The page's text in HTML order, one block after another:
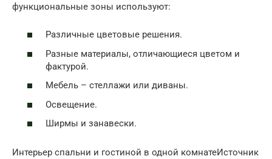
функциональные зоны используют:
Различные цветовые решения.
Разные материалы, отличающиеся цветом и
фактурой.
Мебель – стеллажи или диваны.
Освещение.
Ширмы и занавески.
Интерьер спальни и гостиной в одной комнатеИсточник